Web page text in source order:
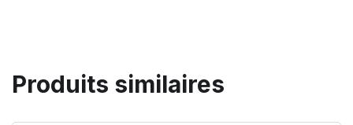
Produits similaires